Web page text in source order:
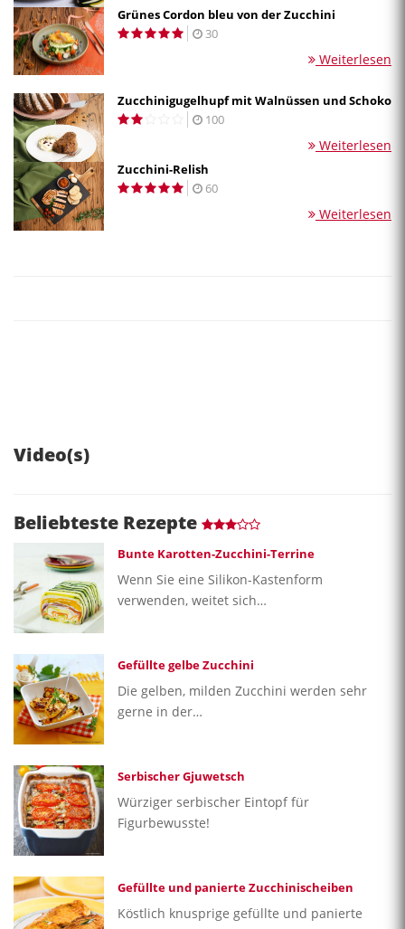
Grünes Cordon bleu von der Zucchini
30
Weiterlesen
Zucchinigugelhupf mit Walnüssen und Schoko
100
Weiterlesen
Zucchini-Relish
60
Weiterlesen
Video(s)
Beliebteste Rezepte
Bunte Karotten-Zucchini-Terrine
Wenn Sie eine Silikon-Kastenform
verwenden, weitet sich…
Gefüllte gelbe Zucchini
Die gelben, milden Zucchini werden sehr
gerne in der…
Serbischer Gjuwetsch
Würziger serbischer Eintopf für
Figurbewusste!
Gefüllte und panierte Zucchinischeiben
Köstlich knusprige gefüllte und panierte